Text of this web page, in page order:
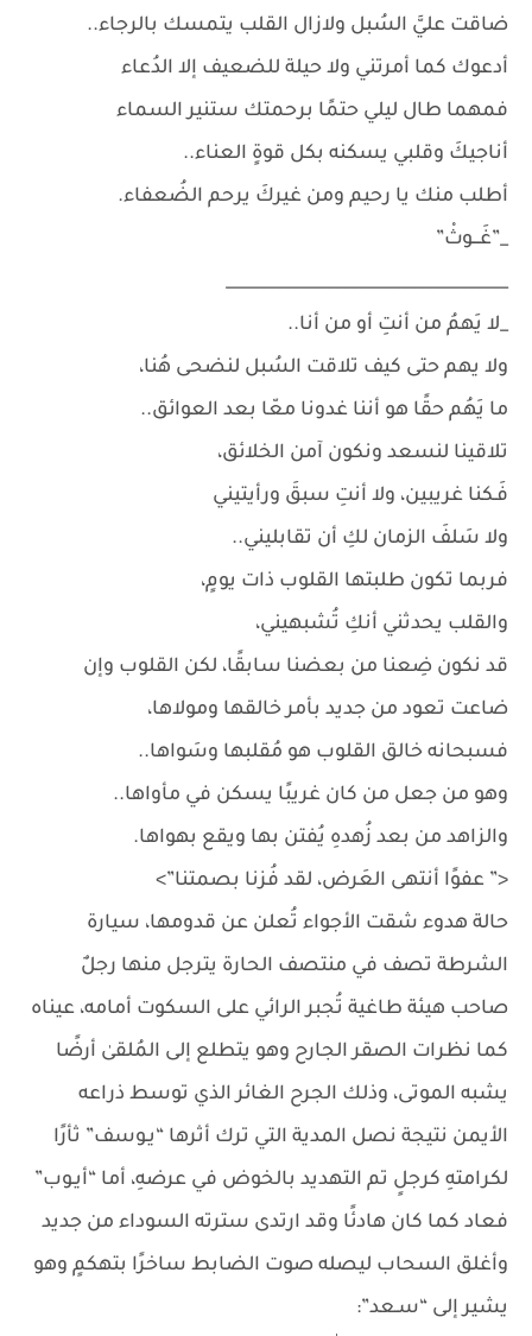
ضاقت عليَّ السُبل ولازال القلب يتمسك بالرجاء..
أدعوك كما أمرتني ولا حيلة للضعيف إلا الدُعاء
فمهما طال ليلي حتمًا برحمتك ستنير السماء
أناجيكَ وقلبي يسكنه بكل قوةٍ العناء..
أطلب منك يا رحيم ومن غيركَ يرحم الضُعفاء.
_”غَـــوثْ”
__________________________________
_لا يَهمُ من أنتِ أو من أنا..
ولا يهم حتى كيف تلاقت السُبل لنضحى هُنا،
ما يَهُم حقًا هو أننا غدونا معّا بعد العوائق..
تلاقينا لنسعد ونكون آمن الخلائق،
فَـكنا غريبين، ولا أنتِ سبقَ ورأيتيني
ولا سَلفَ الزمان لكِ أن تقابليني..
فربما تكون طلبتها القلوب ذات يومٍ،
والقلب يحدثني أنكِ تُشبهيني،
قد نكون ضِعنا من بعضنا سابقًا، لكن القلوب وإن
ضاعت تعود من جديد بأمر خالقها ومولاها،
فسبحانه خالق القلوب هو مُقلبها وسَواها..
وهو من جعل من كان غريبًا يسكن في مأواها..
والزاهد من بعد زُهدهِ يُفتن بها ويقع بهواها.
<” عفوًا أنتهى العَرض، لقد فُزنا بصمتنا”>
حالة هدوء شقت الأجواء تُعلن عن قدومها، سيارة
الشرطة تصف في منتصف الحارة يترجل منها رجلٌ
صاحب هيئة طاغية تُجبر الرائي على السكوت أمامه، عيناه
كما نظرات الصقر الجارح وهو يتطلع إلى المُلقىٰ أرضًا
يشبه الموتى، وذلك الجرح الغائر الذي توسط ذراعه
الأيمن نتيجة نصل المدية التي ترك أثرها “يـوسف” ثأرًا
لكرامتهِ كرجلٍ تم التهديد بالخوض في عرضهِ، أما “أيـوب”
فعاد كما كان هادئًا وقد ارتدى سترته السوداء من جديد
وأغلق السحاب ليصله صوت الضابط ساخرًا بتهكمٍ وهو
يشير إلى “سـعد”: